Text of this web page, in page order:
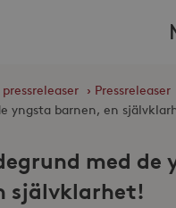
› Pressreleaser
yngsta barnen, en
med de
självklarhet!